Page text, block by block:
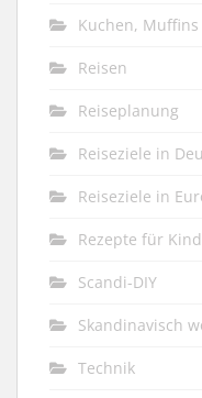
Kuchen, Muffins
Reisen
Reiseplanung
Reiseziele in
Reiseziele in
Rezepte für
Scandi-DIY
Skandinavisch
Technik